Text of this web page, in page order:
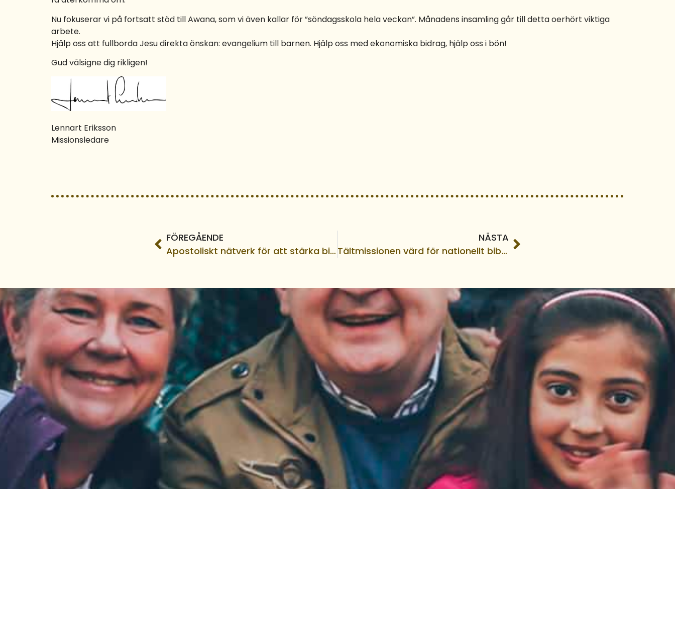
Nu fokuserar vi på fortsatt stöd till Awana, som vi även kallar för ”söndagsskola hela veckan”. Månadens insamling går till detta oerhört viktiga
arbete.
Hjälp oss att fullborda Jesu direkta önskan: evangelium till barnen. Hjälp oss med ekonomiska bidrag, hjälp oss i bön!
Gud välsigne dig rikligen!
Lennart Eriksson
Missionsledare
FÖREGÅENDE
Apostoliskt nätverk för att stärka bibeltron bland Sveriges kristna
NÄSTA
Tältmissionen värd för nationellt bibelläger!